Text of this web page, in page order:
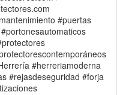
#puertas
#herreriamoderna
#rejasdeseguridad #forja